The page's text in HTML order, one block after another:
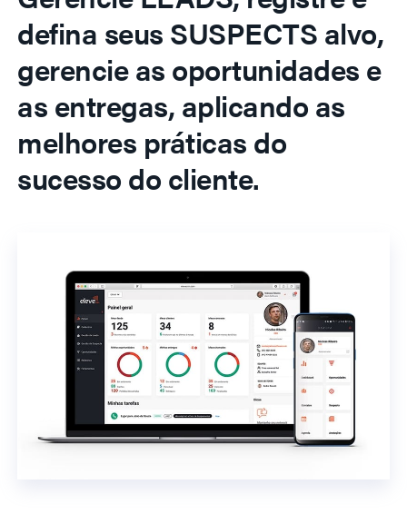
defina seus SUSPECTS alvo,
gerencie as oportunidades e
as entregas, aplicando as
melhores práticas do
sucesso do cliente.